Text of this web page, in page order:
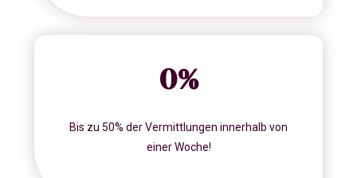
0%
Bis zu 50% der Vermittlungen innerhalb von
einer Woche!